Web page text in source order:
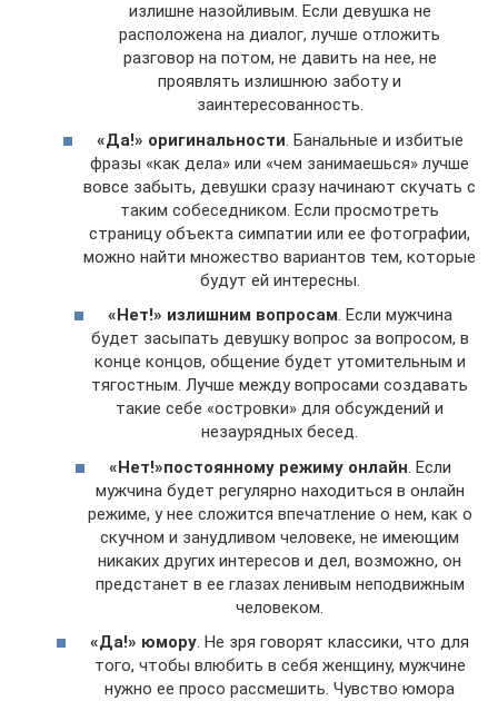
излишне назойливым. Если девушка не
расположена на диалог, лучше отложить
разговор на потом, не давить на нее, не
проявлять излишнюю заботу и
заинтересованность.
«Да!» оригинальности. Банальные и избитые
фразы «как дела» или «чем занимаешься» лучше
вовсе забыть, девушки сразу начинают скучать с
таким собеседником. Если просмотреть
страницу объекта симпатии или ее фотографии,
можно найти множество вариантов тем, которые
будут ей интересны.
«Нет!» излишним вопросам. Если мужчина
будет засыпать девушку вопрос за вопросом, в
конце концов, общение будет утомительным и
тягостным. Лучше между вопросами создавать
такие себе «островки» для обсуждений и
незаурядных бесед.
«Нет!»постоянному режиму онлайн. Если
мужчина будет регулярно находиться в онлайн
режиме, у нее сложится впечатление о нем, как о
скучном и занудливом человеке, не имеющим
никаких других интересов и дел, возможно, он
предстанет в ее глазах ленивым неподвижным
человеком.
«Да!» юмору. Не зря говорят классики, что для
того, чтобы влюбить в себя женщину, мужчине
нужно ее просо рассмешить. Чувство юмора